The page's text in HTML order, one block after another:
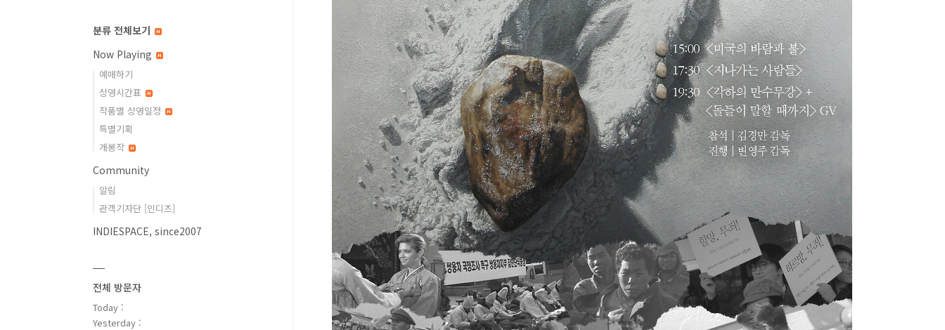
분류 전체보기
Now Playing
예매하기
상영시간표
작품별 상영일정
특별기획
개봉작
Community
알림
관객기자단 [인디즈]
INDIESPACE, since2007
전체 방문자
Today :
Yesterday :